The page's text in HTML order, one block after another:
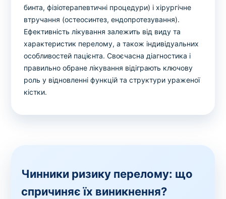
бинта, фізіотерапевтичні процедури) і хірургічне
втручання (остеосинтез, ендопротезування).
Ефективність лікування залежить від виду та
характеристик перелому, а також індивідуальних
особливостей пацієнта. Своєчасна діагностика і
правильно обране лікування відіграють ключову
роль у відновленні функцій та структури ураженої
кістки.
Чинники ризику перелому: що
спричиняє їх виникнення?